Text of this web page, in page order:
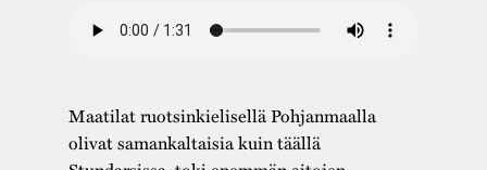
Projektit
Maatilat ruotsinkielisellä Pohjanmaalla
olivat samankaltaisia kuin täällä